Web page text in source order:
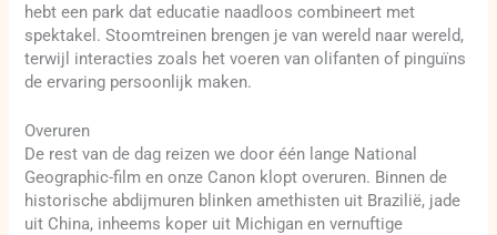
hebt een park dat educatie naadloos combineert met
spektakel. Stoomtreinen brengen je van wereld naar wereld,
terwijl interacties zoals het voeren van olifanten of pinguïns
de ervaring persoonlijk maken.
Overuren
De rest van de dag reizen we door één lange National
Geographic-film en onze Canon klopt overuren. Binnen de
historische abdijmuren blinken amethisten uit Brazilië, jade
uit China, inheems koper uit Michigan en vernuftige